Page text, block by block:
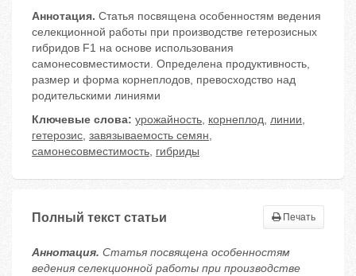
Аннотация. Статья посвящена особенностям ведения
селекционной работы при производстве гетерозисных
гибридов F1 на основе использования
самонесовместимости. Определена продуктивность,
размер и форма корнеплодов, превосходство над
родительскими линиями
Ключевые слова: урожайность, корнеплод, линии,
гетерозис, завязываемость семян,
самонесовместимость, гибриды
Полный текст статьи Печать
Аннотация. Статья посвящена особенностям
ведения селекционной работы при производстве